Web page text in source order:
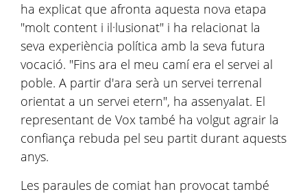
ha explicat que afronta aquesta nova etapa
"molt content i il·lusionat" i ha relacionat la
seva experiència política amb la seva futura
vocació. "Fins ara el meu camí era el servei al
poble. A partir d'ara serà un servei terrenal
orientat a un servei etern", ha assenyalat. El
representant de Vox també ha volgut agrair la
confiança rebuda pel seu partit durant aquests
anys.
Les paraules de comiat han provocat també